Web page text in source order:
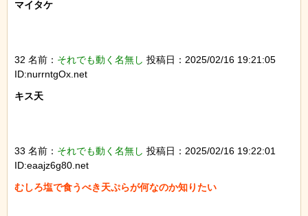
マイタケ
32 名前： それでも動く名無し 投稿日：2025/02/16 19:21:05
ID:nurrntgOx.net
キス天
33 名前： それでも動く名無し 投稿日：2025/02/16 19:22:01
ID:eaajz6g80.net
むしろ塩で食うべき天ぷらが何なのか知りたい